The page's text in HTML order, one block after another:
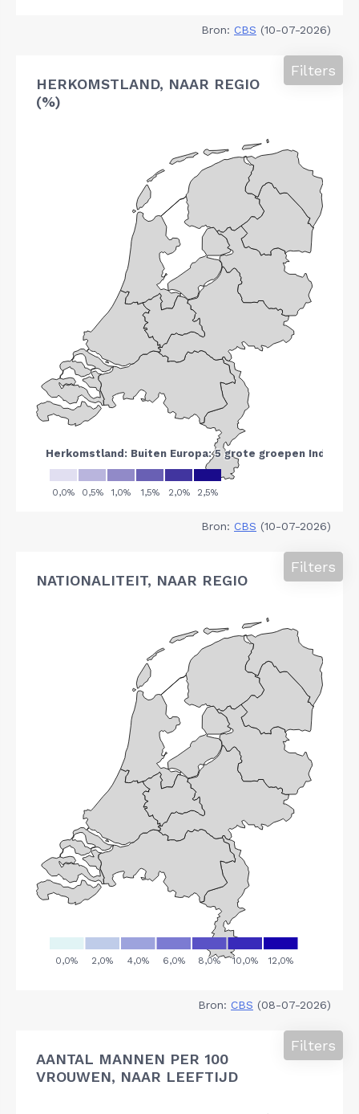
Bron: CBS (10-07-2026)
HERKOMSTLAND, NAAR REGIO
(%)
Filters
Bron: CBS (10-07-2026)
NATIONALITEIT, NAAR REGIO
Filters
Bron: CBS (08-07-2026)
AANTAL MANNEN PER 100
VROUWEN, NAAR LEEFTIJD
Filters